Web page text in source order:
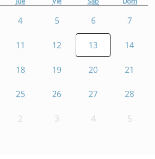
4 5 6 7
11 12 13 14
18 19 20 21
25 26 27 28
2 3 4 5